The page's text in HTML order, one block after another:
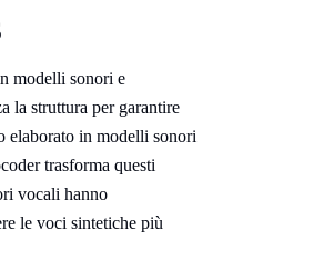
modelli sonori e
la struttura per garantire
elaborato in modelli sonori
trasforma questi
vocali hanno
le voci sintetiche più